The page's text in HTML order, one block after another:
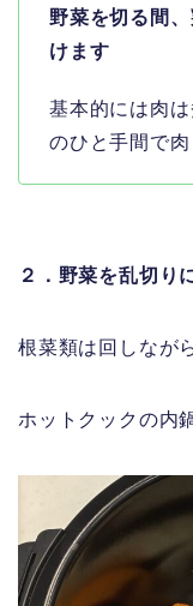
野菜を切る間
けます
基本的には肉
のひと手間で
２．野菜を乱切り
根菜類は回しなが
ホットクックの内